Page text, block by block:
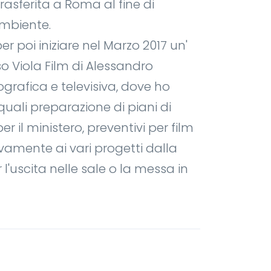
a Roma al fine di
poi iniziare nel Marzo 2017 un'
Viola Film di Alessandro
e televisiva, dove ho
preparazione di piani di
il ministero, preventivi per film
ai vari progetti dalla
nelle sale o la messa in